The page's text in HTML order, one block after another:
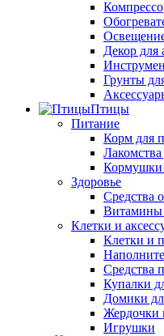
Декор для
Грунты
Птицы
Питание
Корм для
Кормушки
Здоровье
Средства
Витамины
Клетки и
Клетки и
Средства
Купалки
Домики
Жердочки
Игрушки